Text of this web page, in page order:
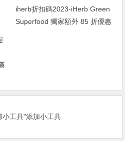
iherb折扣碼2023-iHerb Green
Superfood 獨家額外 85 折優惠
小工具”添加小工具